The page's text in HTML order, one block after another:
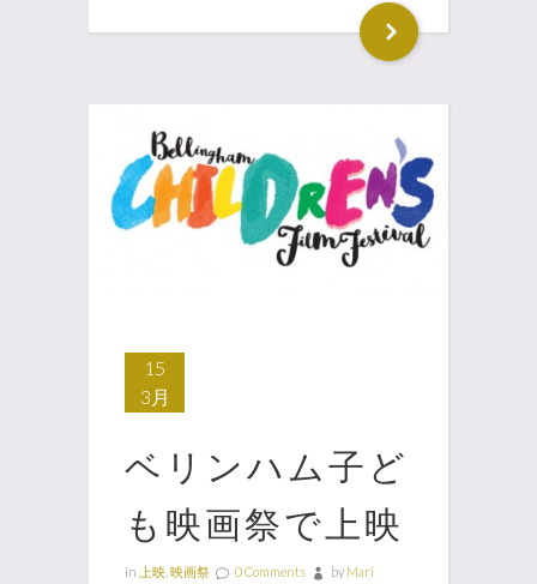
15
3月
ベリンハム子ど
も映画祭で上映
in 上映 映画祭 0 Comments by Mari